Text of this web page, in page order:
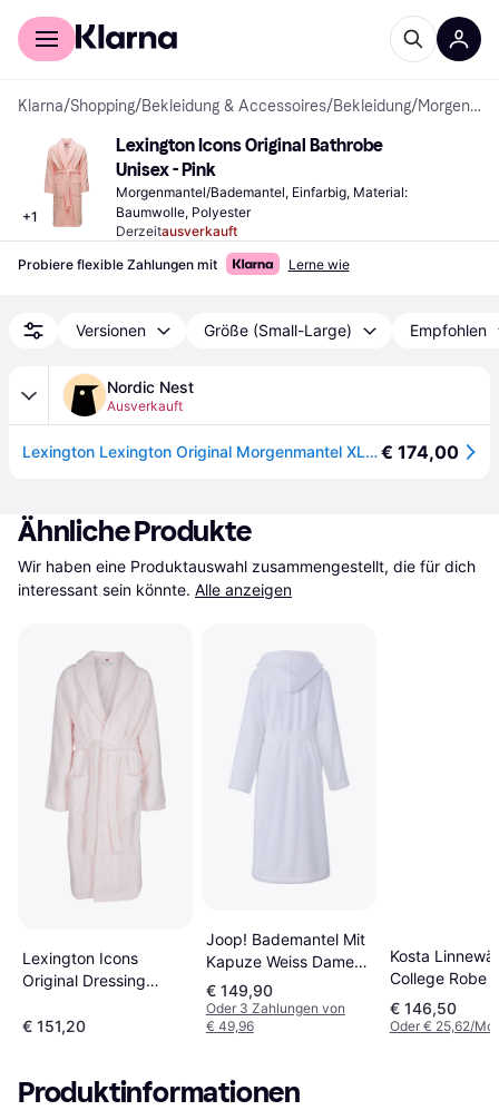
Für Shopper
Klarna/Shopping/Bekleidung & Accessoires/Bekleidung/ Morgenmäntel & Bademäntel
+1
Lexington Icons Original Bathrobe
Unisex - Pink
Morgenmantel/Bademantel, Einfarbig, Material:
Baumwolle, Polyester
Derzeitausverkauft
Probiere flexible Zahlungen mit
Lerne wie
Versionen Größe (Small-Large) Empfohlen
Nordic Nest
Ausverkauft
Lexington Lexington Original Morgenmantel XL Pink€ 174,00
Ähnliche Produkte
Wir haben eine Produktauswahl zusammengestellt, die für dich
interessant sein könnte. Alle anzeigen
Lexington Icons
Original Dressing
€ 151,20
Joop! Bademantel Mit
Kapuze Weiss Damen
- Pink
€ 149,90
Oder 3 Zahlungen von
€ 49,96
Kosta
College Robe
Grey
€ 146,50
Oder € 25,62/
Produktinformationen